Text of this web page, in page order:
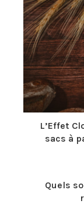
L’Effet
sacs à
Quels